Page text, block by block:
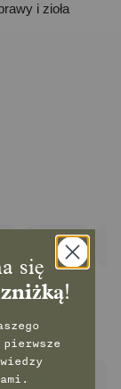
i zioła
Vr
7.08
/
się
!